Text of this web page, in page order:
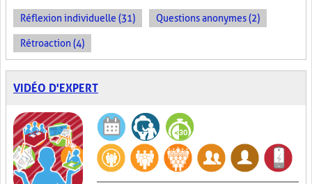
Réflexion individuelle (31) Questions anonymes (2)
Rétroaction (4)
VIDÉO D'EXPERT